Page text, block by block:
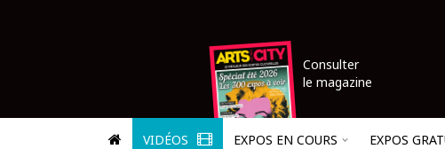
Consulter
le magazine
VIDÉOS EXPOS EN COURS EXPOS